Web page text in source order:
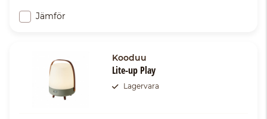
Jämför
Kooduu
Lite-up Play
Lagervara